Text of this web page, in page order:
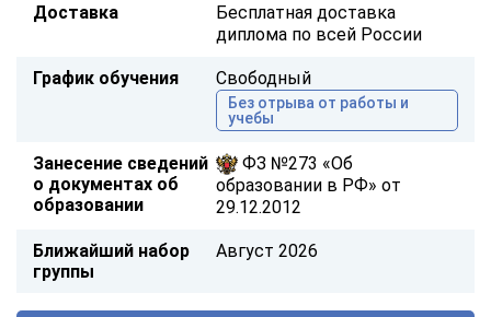
Доставка
Бесплатная доставка
диплома по всей России
График обучения Свободный
Без отрыва от работы и
учебы
Занесение сведений
о документах об
образовании
ФЗ №273 «Об
образовании в РФ» от
29.12.2012
Ближайший набор
группы
Август 2026